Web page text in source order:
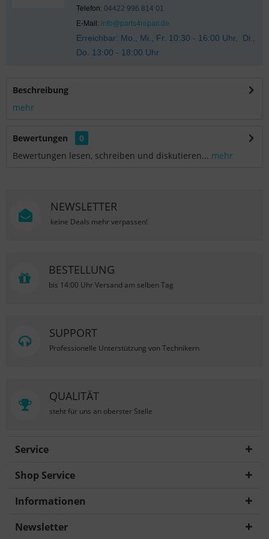
Telefon: 04422 996 814 01
E-Mail: info@parts4repair.de
Erreichbar: Mo., Mi., Fr. 10:30 - 16:00 Uhr, Di.,
Do. 13:00 - 18:00 Uhr
Beschreibung
mehr
Bewertungen
0
Bewertungen lesen, schreiben und diskutieren... mehr
NEWSLETTER
keine Deals mehr verpassen!
BESTELLUNG
bis 14:00 Uhr Versand am selben Tag
SUPPORT
Professionelle Unterstützung von Technikern
QUALITÄT
steht für uns an oberster Stelle
Service
Shop Service
Informationen
Newsletter